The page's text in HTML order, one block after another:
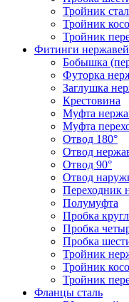
Тройник
Тройник
Тройник
Фитинги
Бобышка
Футорка
Заглушка
Крестовина
Муфта
Муфта
Отвод 180°
Отвод
Отвод 90°
Отвод
Полумуфта
Пробка
Пробка
Пробка
Тройник
Тройник
Тройник
Фланцы сталь